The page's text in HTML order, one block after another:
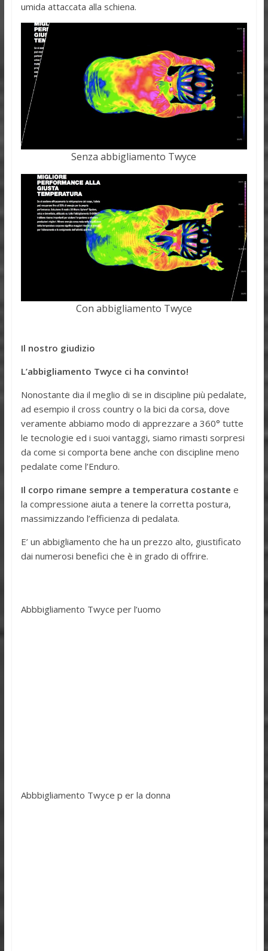
umida attaccata alla schiena.
Senza abbigliamento Twyce
Con abbigliamento Twyce
Il nostro giudizio
L’abbigliamento Twyce ci ha convinto!
Nonostante dia il meglio di se in discipline più pedalate,
ad esempio il cross country o la bici da corsa, dove
veramente abbiamo modo di apprezzare a 360° tutte
le tecnologie ed i suoi vantaggi, siamo rimasti sorpresi
da come si comporta bene anche con discipline meno
pedalate come l’Enduro.
Il corpo rimane sempre a temperatura costante e
la compressione aiuta a tenere la corretta postura,
massimizzando l’efficienza di pedalata.
E’ un abbigliamento che ha un prezzo alto, giustificato
dai numerosi benefici che è in grado di offrire.
Abbbigliamento Twyce per l’uomo
Abbbigliamento Twyce p er la donna